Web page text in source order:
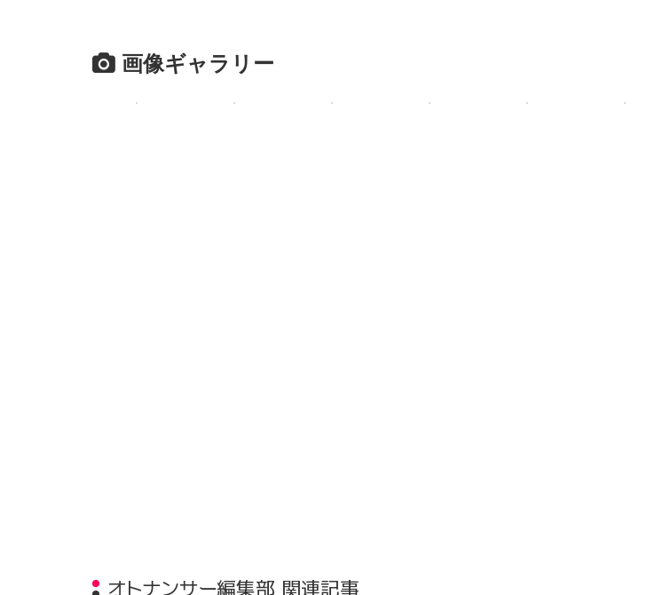
画像ギャラリー
オトナンサー編集部 関連記事